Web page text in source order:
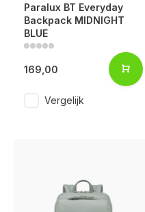
Paralux BT Everyday
Backpack MIDNIGHT
BLUE
169,00
Vergelijk